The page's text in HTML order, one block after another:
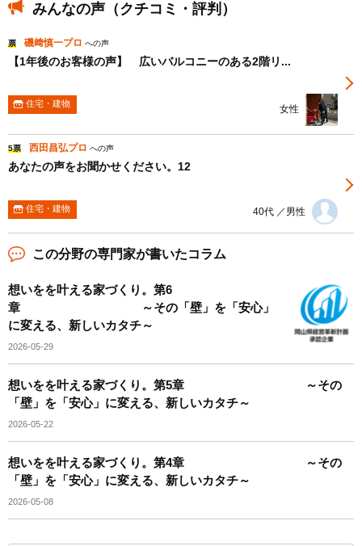
みんなの声（クチコミ・評判）
票 磯﨑慎一プロ への声
【1年後のお客様の声】 広いバルコニーのある2階リ...
住宅・建物 女性
5票 西田昌弘プロ への声
あなたの声をお聞かせください。12
住宅・建物 40代 ／男性
この分野の専門家が書いたコラム
想いをを叶える家づくり。第6
章 ～その「壁」を「安心」
に変える、新しいカタチ～
2026-05-29
想いをを叶える家づくり。第5章 ～その
「壁」を「安心」に変える、新しいカタチ～
2026-05-22
想いをを叶える家づくり。第4章 ～その
「壁」を「安心」に変える、新しいカタチ～
2026-05-08